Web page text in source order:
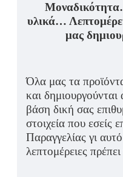
υλικά…
μας
Όλα μας τα
και δημιουργούνται
βάση δική σας
στοιχεία που εσείς
Παραγγελίας γι
λεπτομέρειες